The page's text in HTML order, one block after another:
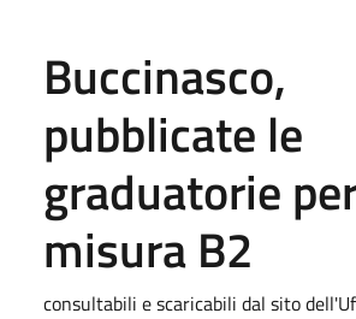
Buccinasco,
pubblicate le
graduatorie
misura B2
consultabili e scaricabili dal sito